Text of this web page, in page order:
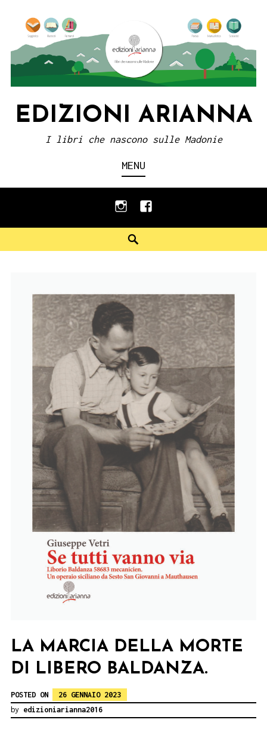
content
EDIZIONI ARIANNA
I libri che nascono sulle Madonie
MENU
instagramfacebook
LA MARCIA DELLA MORTE
DI LIBERO BALDANZA.
POSTED ON
26 GENNAIO 2023
by edizioniarianna2016